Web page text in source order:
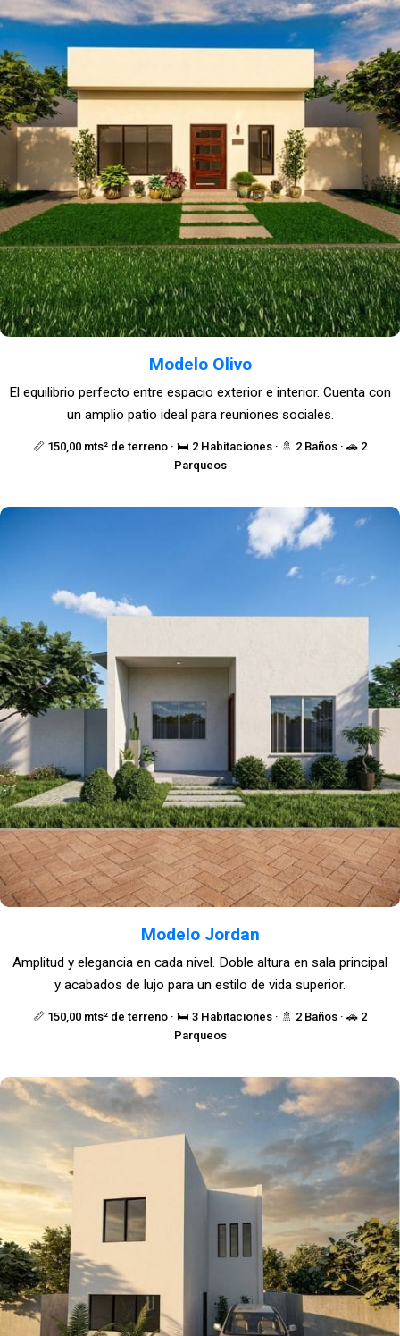
Modelo Olivo
📏 150,00 mts² de terreno · 🛏️ 2 Habitaciones · 🚿 2 Baños · 🚗 2
Parqueos
El equilibrio perfecto entre espacio exterior e interior. Cuenta con
un amplio patio ideal para reuniones sociales.
Modelo Jordan
📏 150,00 mts² de terreno · 🛏️ 3 Habitaciones · 🚿 2 Baños · 🚗 2
Parqueos
Amplitud y elegancia en cada nivel. Doble altura en sala principal
y acabados de lujo para un estilo de vida superior.